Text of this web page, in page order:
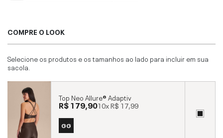
COMPRE O LOOK
Selecione os produtos e os tamanhos ao lado para incluir em sua
sacola.
Top Neo Allure® Adaptiv
R$ 179,9010xR$ 17,99
GG